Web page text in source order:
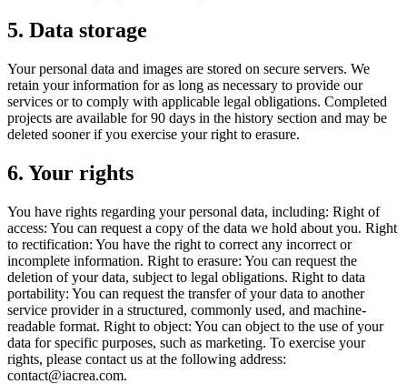
5. Data storage
Your personal data and images are stored on secure servers. We
retain your information for as long as necessary to provide our
services or to comply with applicable legal obligations. Completed
projects are available for 90 days in the history section and may be
deleted sooner if you exercise your right to erasure.
6. Your rights
You have rights regarding your personal data, including: Right of
access: You can request a copy of the data we hold about you. Right
to rectification: You have the right to correct any incorrect or
incomplete information. Right to erasure: You can request the
deletion of your data, subject to legal obligations. Right to data
portability: You can request the transfer of your data to another
service provider in a structured, commonly used, and machine-
readable format. Right to object: You can object to the use of your
data for specific purposes, such as marketing. To exercise your
rights, please contact us at the following address:
contact@iacrea.com.